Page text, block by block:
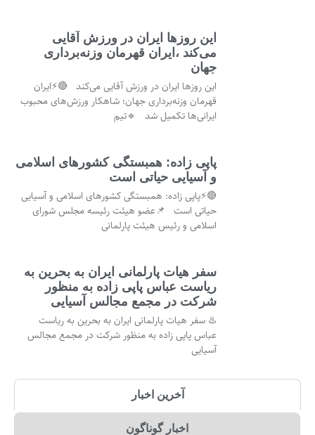
این روزها ایران در ورزش آقایی
می‌کند ،ایران قهرمان وزنه‌برداری
جهان
این روزها ایران در ورزش آقایی می‌کند 🔴⚡ایران
قهرمان وزنه‌برداری جهان؛ شاهکار ورزش‌های محبوب
ایرانی‌ها تکمیل شد 🔹تیم
پاپی زاده: همبستگی کشورهای اسلامی
و آسیایی حیاتی است
🔴⚡پاپی زاده: همبستگی کشورهای اسلامی و آسیایی
حیاتی است 📌عضو هیئت رئیسه مجلس شورای
اسلامی و رئیس هیئت پارلمانی
سفر هیات پارلمانی ایران به بحرین به
ریاست عباس پاپی زاده به منظور
شرکت در مجمع مجالس آسیایی
♨️ سفر هیات پارلمانی ایران به بحرین به ریاست
عباس پاپی زاده به منظور شرکت در مجمع مجالس
آسیایی
آخرین اخبار
اخبار گوناگون